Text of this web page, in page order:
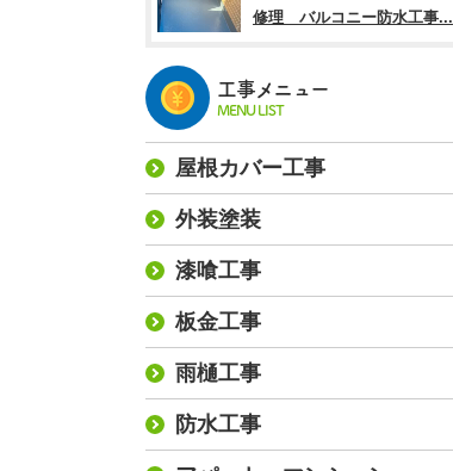
修理 バルコニー防水工事...
工事メニュー
MENU LIST
屋根カバー工事
外装塗装
漆喰工事
板金工事
雨樋工事
防水工事